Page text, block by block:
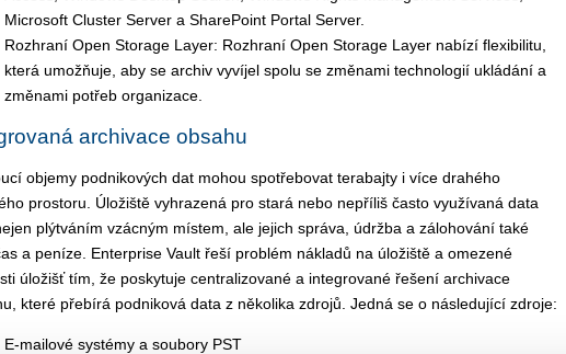
Microsoft Cluster Server a SharePoint Portal Server.
Rozhraní Open Storage Layer: Rozhraní Open Storage Layer nabízí flexibilitu,
která umožňuje, aby se archiv vyvíjel spolu se změnami technologií ukládání a
změnami potřeb organizace.
archivace obsahu
objemy podnikových dat mohou spotřebovat terabajty i více drahého
prostoru. Úložiště vyhrazená pro stará nebo nepříliš často využívaná data
plýtváním vzácným místem, ale jejich správa, údržba a zálohování také
a peníze. Enterprise Vault řeší problém nákladů na úložiště a omezené
úložišť tím, že poskytuje centralizované a integrované řešení archivace
které přebírá podniková data z několika zdrojů. Jedná se o následující zdroje:
E-mailové systémy a soubory PST